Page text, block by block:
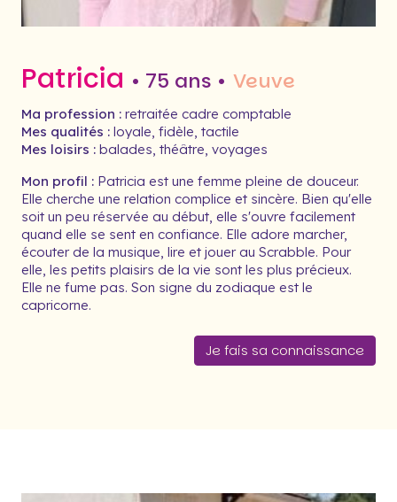
Patricia • 75 ans • Veuve
Ma profession : retraitée cadre comptable
Mes qualités : loyale, fidèle, tactile
Mes loisirs : balades, théâtre, voyages
Mon profil : Patricia est une femme pleine de douceur.
Elle cherche une relation complice et sincère. Bien qu'elle
soit un peu réservée au début, elle s'ouvre facilement
quand elle se sent en confiance. Elle adore marcher,
écouter de la musique, lire et jouer au Scrabble. Pour
elle, les petits plaisirs de la vie sont les plus précieux.
Elle ne fume pas. Son signe du zodiaque est le
capricorne.
Je fais sa connaissance